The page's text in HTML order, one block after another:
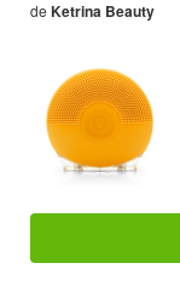
de Ketrina Beauty